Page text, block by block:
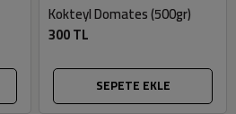
Kokteyl Domates (500gr)
300 TL
SEPETE EKLE